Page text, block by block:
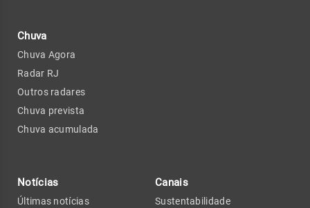
Chuva
Chuva Agora
Radar RJ
Outros radares
Chuva prevista
Chuva acumulada
Notícias
Últimas notícias
Canais
Sustentabilidade